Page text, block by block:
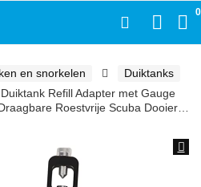
0
en snorkelen
Duiktanks
Refill Adapter met Gauge
Roestvrije Scuba Dooier…